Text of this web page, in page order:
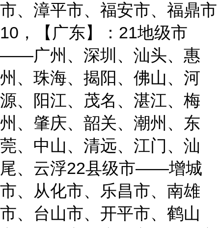
市、漳平市、福安市、福鼎市
10，【广东】：21地级市
——广州、深圳、汕头、惠
州、珠海、揭阳、佛山、河
源、阳江、茂名、湛江、梅
州、肇庆、韶关、潮州、东
莞、中山、清远、江门、汕
尾、云浮22县级市——增城
市、从化市、乐昌市、南雄
市、台山市、开平市、鹤山